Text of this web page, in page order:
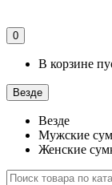
0
В корзине
Везде
Везде
Мужские
Женские